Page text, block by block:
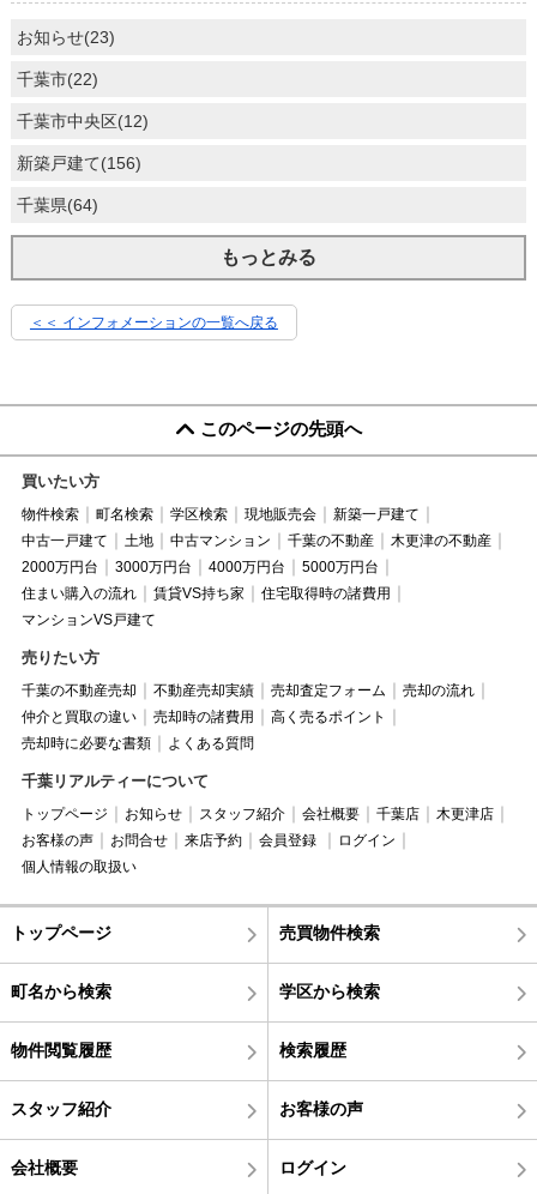
お知らせ(23)
千葉市(22)
千葉市中央区(12)
新築戸建て(156)
千葉県(64)
もっとみる
＜＜ インフォメーションの一覧へ戻る
このページの先頭へ
買いたい方
物件検索 町名検索 学区検索 現地販売会
新築一戸建て
中古一戸建て
土地 中古マンション 千葉の不動産
木更津の不動産
2000万円台
3000万円台 4000万円台
5000万円台
住まい購入の流れ
賃貸VS持ち家
住宅取得時の諸費用
マンションVS戸建て
売りたい方
千葉の不動産売却 不動産売却実績 売却査定フォーム
売却の流れ
仲介と買取の違い
売却時の諸費用
高く売るポイント
売却時に必要な書類
よくある質問
千葉リアルティーについて
トップページ お知らせ スタッフ紹介 会社概要 千葉店
木更津店
お客様の声
お問合せ 来店予約 会員登録
ログイン
個人情報の取扱い
トップページ 売買物件検索
町名から検索 学区から検索
物件閲覧履歴 検索履歴
スタッフ紹介 お客様の声
会社概要 ログイン